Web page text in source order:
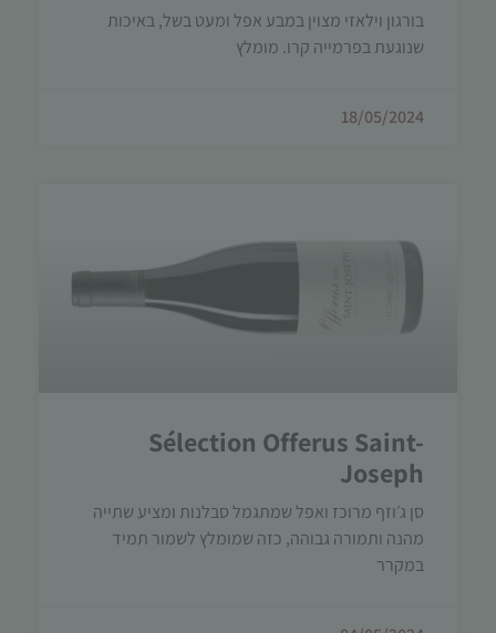
בורגון וילאזי מצוין במבע אפל ומעט בשל, באיכות
שנוגעת בפרמייה קרו. מומלץ
18/05/2024
Sélection Offerus Saint-
Joseph
סן ג׳וזף מרוכז ואפל שמתגמל סבלנות ומציע שתייה
מהנה ותמורה גבוהה, כזה שמומלץ לשמור תמיד
במקרר